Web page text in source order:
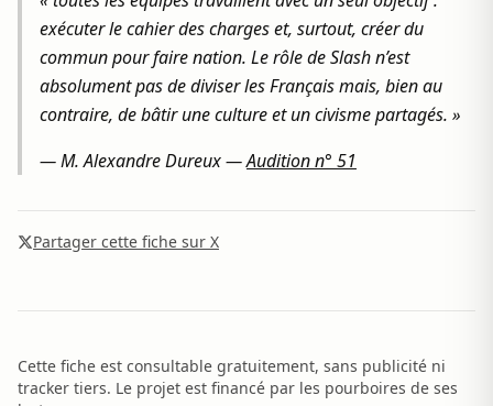
exécuter le cahier des charges et, surtout, créer du
commun pour faire nation. Le rôle de Slash n’est
absolument pas de diviser les Français mais, bien au
contraire, de bâtir une culture et un civisme partagés. »
—M. Alexandre Dureux—Audition n° 51
Partager cette fiche sur X
Cette fiche est consultable gratuitement, sans publicité ni
tracker tiers. Le projet est financé par les pourboires de ses